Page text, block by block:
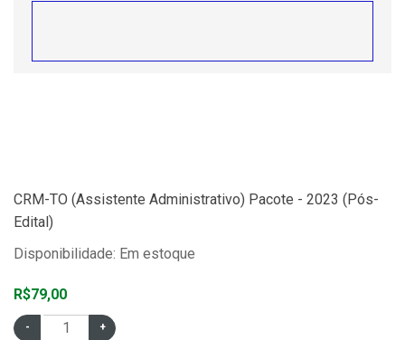
CRM-TO (Assistente Administrativo) Pacote - 2023 (Pós-
Edital)
Disponibilidade: Em estoque
R$79,00